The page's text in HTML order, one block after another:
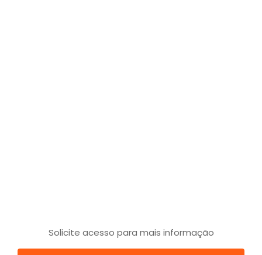
Solicite acesso para mais informação